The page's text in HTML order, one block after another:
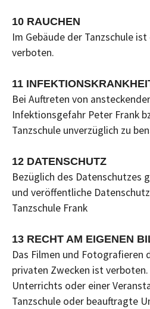
10 RAUCHEN
Im Gebäude der Tanzschule
verboten.
11
Bei Auftreten von
Infektionsgefahr Peter Frank
Tanzschule unverzüglich zu
12 DATENSCHUTZ
Bezüglich des Datenschutzes
und veröffentliche
Tanzschule Frank
13 RECHT AM EIGENEN
Das Filmen und Fotografieren
privaten Zwecken ist
Unterrichts oder einer
Tanzschule oder beauftragte